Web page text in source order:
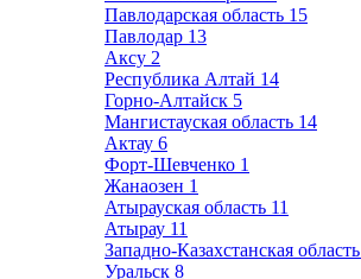
Павлодарская область 15
Павлодар 13
Аксу 2
Республика Алтай 14
Горно-Алтайск 5
Мангистауская область 14
Актау 6
Форт-Шевченко 1
Жанаозен 1
Атырауская область 11
Атырау 11
Западно-Казахстанская область
Уральск 8